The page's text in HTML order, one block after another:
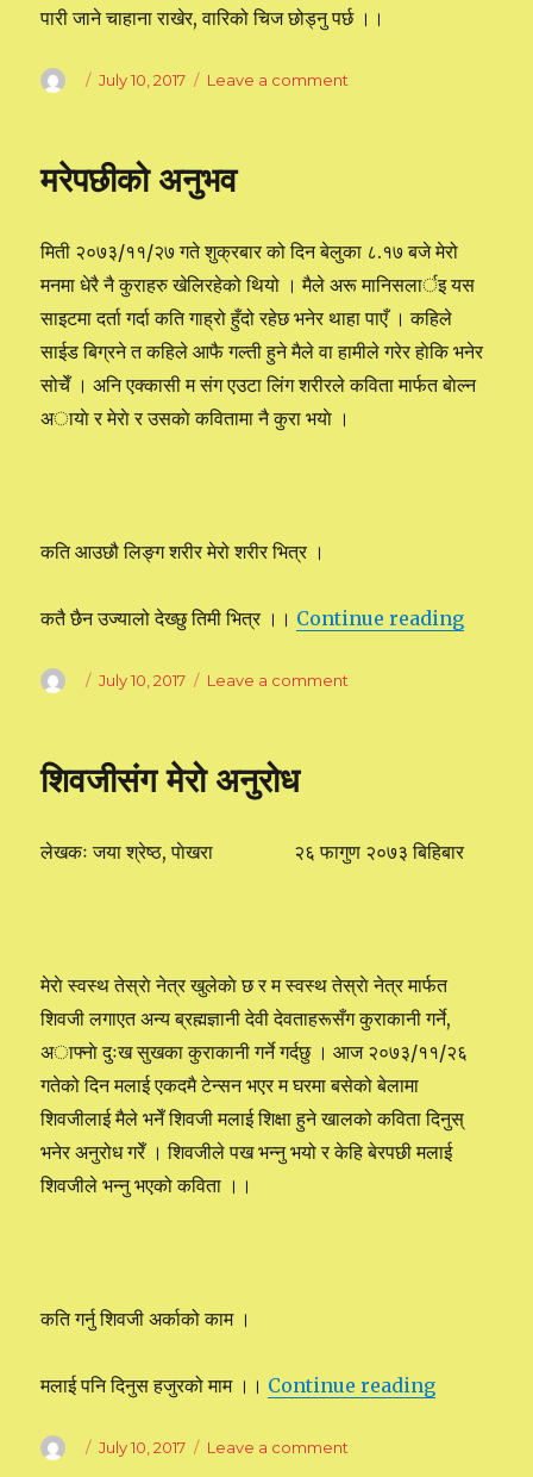
पारी जाने चाहाना राखेर, वारिको चिज छोड्नु पर्छ ।।
Author
Posted
July 10, 2017 Leave a comment
मरेपछीको अनुभव
मिती २०७३/११/२७ गते शुक्रबार को दिन बेलुका ८.१७ बजे मेरो
मनमा धेरै नै कुराहरु खेलिरहेको थियो । मैले अरू मानिसलार्इ यस
साइटमा दर्ता गर्दा कति गाह्रो हुँदो रहेछ भनेर थाहा पाएँ । कहिले
साईड बिग्रने त कहिले आफै गल्ती हुने मैले वा हामीले गरेर हाेकि भनेर
सोचेँ । अनि एक्कासी म संग एउटा लिंग शरीरले कविता मार्फत बाेल्न
अायाे र मेराे र उसकाे कवितामा नै कुरा भयाे ।
कति आउछौ लिङ्ग शरीर मेरो शरीर भित्र ।
कतै छैन उज्यालो देख्छु तिमी भित्र ।। Continue reading
Author
Posted
July 10, 2017 Leave a comment
शिवजीसंग मेरो अनुरोध
लेखकः जया श्रेष्ठ, पाेखरा २६ फागुण २०७३ बिहिबार
मेराे स्वस्थ तेस्राे नेत्र खुलेकाे छ र म स्वस्थ तेस्राे नेत्र मार्फत
शिवजी लगाएत अन्य ब्रह्मज्ञानी देवी देवताहरूसँग कुराकानी गर्ने,
अाफ्नाे दुःख सुखका कुराकानी गर्ने गर्दछु । आज २०७३/११/२६
गतेको दिन मलाई एकदमै टेन्सन भएर म घरमा बसेको बेलामा
शिवजीलाई मैले भनेँ शिवजी मलाई शिक्षा हुने खालको कविता दिनुस्
भनेर अनुरोध गरेँ । शिवजीले पख भन्नु भयो र केहि बेरपछी मलाई
शिवजीले भन्नु भएको कविता ।।
कति गर्नु शिवजी अर्काको काम ।
मलाई पनि दिनुस हजुरको माम ।। Continue reading
Author
Posted
July 10, 2017 Leave a comment